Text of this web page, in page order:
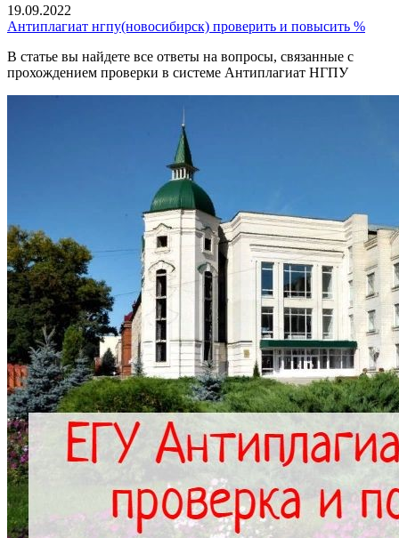
19.09.2022
Антиплагиат нгпу(новосибирск) проверить и повысить %
В статье вы найдете все ответы на вопросы, связанные с
прохождением проверки в системе Антиплагиат НГПУ